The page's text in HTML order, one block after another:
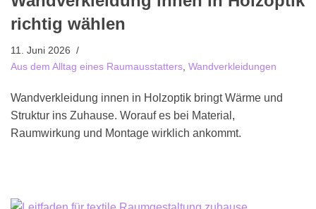
richtig wählen
11. Juni 2026
Aus dem Alltag eines Raumausstatters Wandverkleidungen
Wandverkleidung innen in Holzoptik bringt Wärme und
Struktur ins Zuhause. Worauf es bei Material,
Raumwirkung und Montage wirklich ankommt.